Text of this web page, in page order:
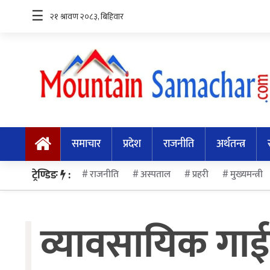
समाचार
प्रदेश
राजनीति
अर्थतन्त्र
अन्तर्राष्ट्रिय
मनोरन्जन
☰
समाचार प्रदेश राजनीति अर्थतन्त्र
ट्रेण्डिङ : राजनीति अस्पताल प्रहरी मुख्यमन्त्री
व्यावसायिक